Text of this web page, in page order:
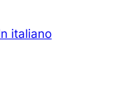
italiano